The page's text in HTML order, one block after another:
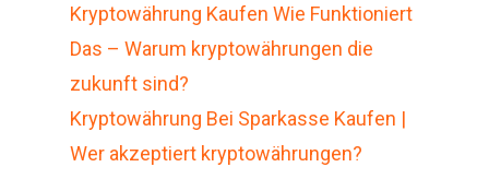
Kryptowährung Kaufen Wie Funktioniert
Das – Warum kryptowährungen die
zukunft sind?
Kryptowährung Bei Sparkasse Kaufen |
Wer akzeptiert kryptowährungen?